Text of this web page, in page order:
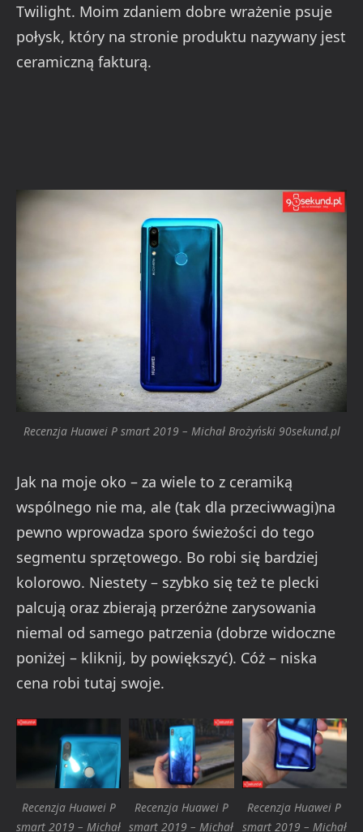
Twilight. Moim zdaniem dobre wrażenie psuje
połysk, który na stronie produktu nazywany jest
ceramiczną fakturą.
Recenzja Huawei P smart 2019 – Michał Brożyński 90sekund.pl
Jak na moje oko – za wiele to z ceramiką
wspólnego nie ma, ale (tak dla przeciwwagi)na
pewno wprowadza sporo świeżości do tego
segmentu sprzętowego. Bo robi się bardziej
kolorowo. Niestety – szybko się też te plecki
palcują oraz zbierają przeróżne zarysowania
niemal od samego patrzenia (dobrze widoczne
poniżej – kliknij, by powiększyć). Cóż – niska
cena robi tutaj swoje.
Recenzja Huawei P
smart 2019 – Michał
Recenzja Huawei P
smart 2019 – Michał
Recenzja Huawei P
smart 2019 – Michał